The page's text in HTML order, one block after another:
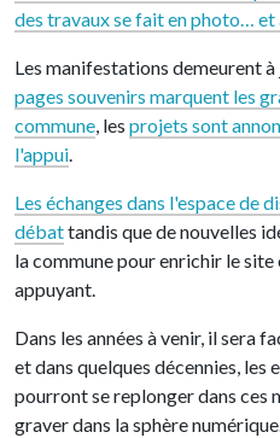
des travaux se fait en photo… et
Les manifestations demeurent
pages souvenirs marquent les
commune, lesprojets sont
l'appui.
Les échanges dans l'espace de
débattandis que de nouvelles
la commune pour enrichir le
appuyant.
Dans les années à venir, il sera
et dans quelques décennies,
pourront se replonger dans ces
graver dans la sphère